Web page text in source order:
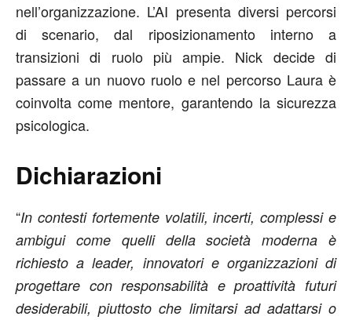
nell’organizzazione. L’AI presenta diversi percorsi
di scenario, dal riposizionamento interno a
transizioni di ruolo più ampie. Nick decide di
passare a un nuovo ruolo e nel percorso Laura è
coinvolta come mentore, garantendo la sicurezza
psicologica.
Dichiarazioni
“In contesti fortemente volatili, incerti, complessi e
ambigui come quelli della società moderna è
richiesto a leader, innovatori e organizzazioni di
progettare con responsabilità e proattività futuri
desiderabili, piuttosto che limitarsi ad adattarsi o